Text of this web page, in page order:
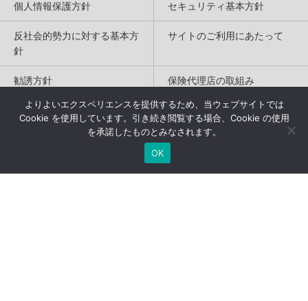
個人情報保護方針 セキュリティ基本方針
反社会的勢力に対する基本方
針
サイトのご利用にあたって
勧誘方針 保険代理店の取組み
特定商取引法に基づく表記
Copyright(c) 2004-2026
Humannetwork Inc. All rights reserved.
よりよいエクスペリエンスを提供するため、当ウェブサイトでは
Cookie を使用しています。引き続き閲覧する場合、Cookie の使用
を承諾したものとみなされます。
OK